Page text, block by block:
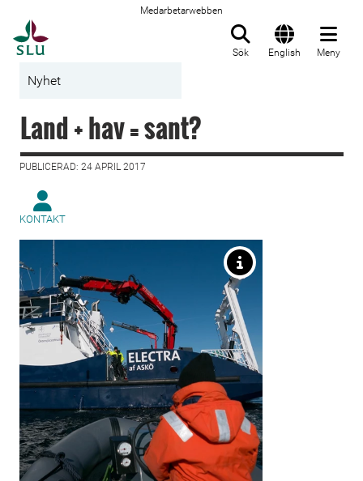
Medarbetarwebben
Sök English Meny
Nyhet
Land + hav = sant?
PUBLICERAD: 24 APRIL 2017
KONTAKT